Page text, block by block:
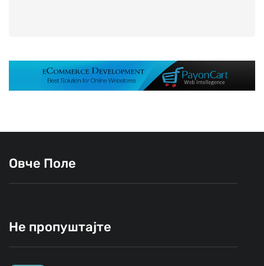
Овче Поле
Не пропуштајте